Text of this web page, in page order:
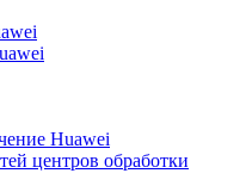
Huawei
центров обработки